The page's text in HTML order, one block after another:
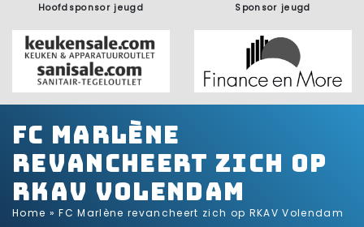
Hoofdsponsor jeugd Sponsor jeugd
FC Marlène
revancheert zich op
RKAV Volendam
Home »FC Marlène revancheert zich op RKAV Volendam